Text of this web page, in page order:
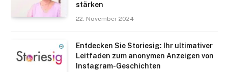
stärken
22. November 2024
Entdecken Sie Storiesig: Ihr ultimativer
Leitfaden zum anonymen Anzeigen von
Instagram-Geschichten